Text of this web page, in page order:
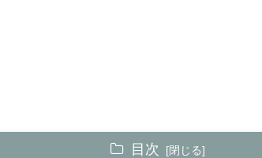
目次